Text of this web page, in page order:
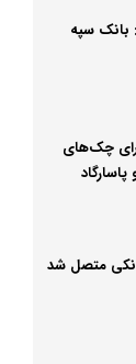
بانک سپه
چک‌های
متصل شد